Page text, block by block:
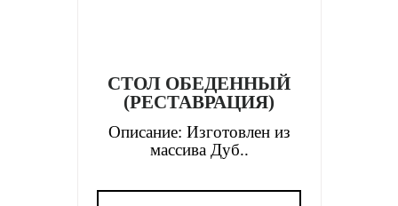
СТОЛ ОБЕДЕННЫЙ
(РЕСТАВРАЦИЯ)
Описание: Изготовлен из
массива Дуб..